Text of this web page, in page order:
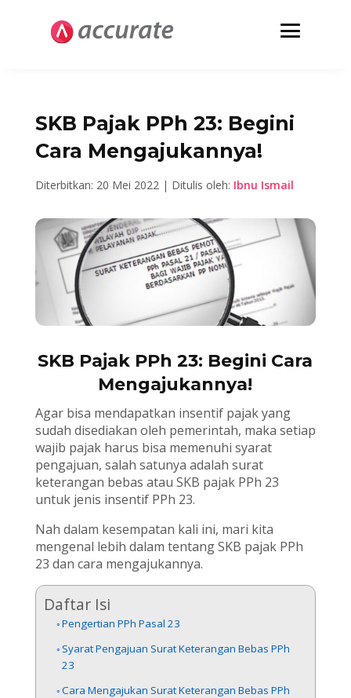
SKB Pajak PPh 23: Begini
Cara Mengajukannya!
Diterbitkan: 20 Mei 2022 | Ditulis oleh: Ibnu Ismail
SKB Pajak PPh 23: Begini Cara
Mengajukannya!
Agar bisa mendapatkan insentif pajak yang
sudah disediakan oleh pemerintah, maka setiap
wajib pajak harus bisa memenuhi syarat
pengajuan, salah satunya adalah surat
keterangan bebas atau SKB pajak PPh 23
untuk jenis insentif PPh 23.
Nah dalam kesempatan kali ini, mari kita
mengenal lebih dalam tentang SKB pajak PPh
23 dan cara mengajukannya.
Daftar Isi
Pengertian PPh Pasal 23
Syarat Pengajuan Surat Keterangan Bebas PPh
23
Cara Mengajukan Surat Keterangan Bebas PPh